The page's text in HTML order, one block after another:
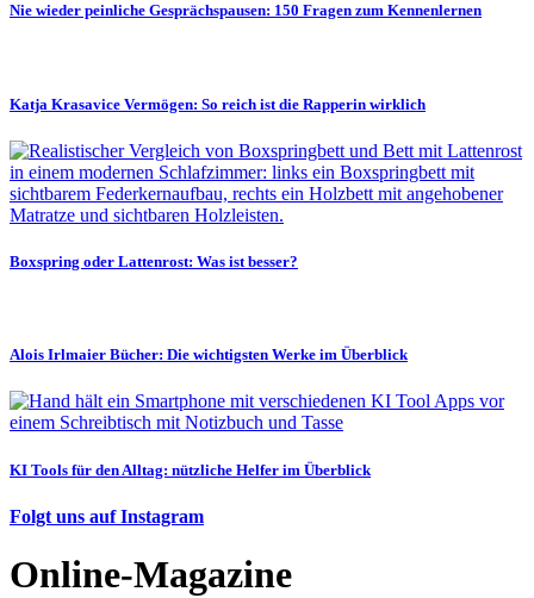
Nie wieder peinliche Gesprächspausen: 150 Fragen zum Kennenlernen
Katja Krasavice Vermögen: So reich ist die Rapperin wirklich
Boxspring oder Lattenrost: Was ist besser?
Alois Irlmaier Bücher: Die wichtigsten Werke im Überblick
KI Tools für den Alltag: nützliche Helfer im Überblick
Folgt uns auf Instagram
Online-Magazine